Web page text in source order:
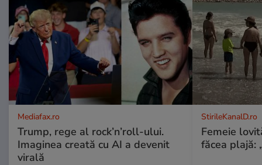
Mediafax.ro
Trump, rege al rock’n’roll-ului.
Imaginea creată cu AI a devenit
virală
StirileKanalD.ro
Femeie
făcea plajă: